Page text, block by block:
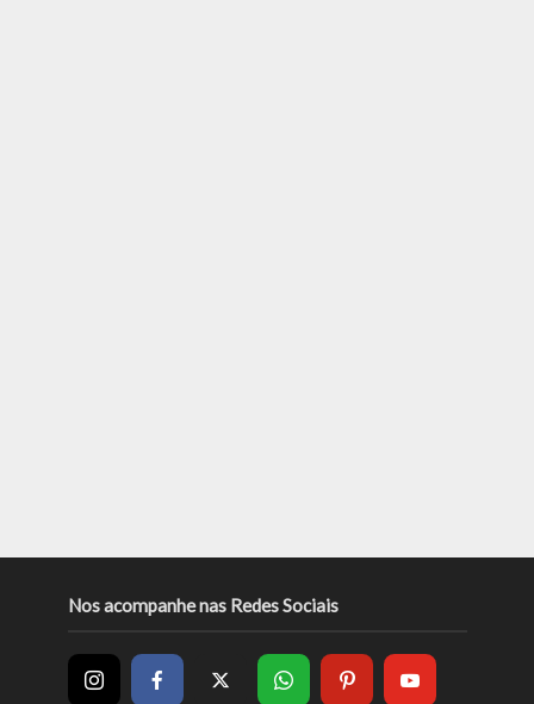
Nos acompanhe nas Redes Sociais